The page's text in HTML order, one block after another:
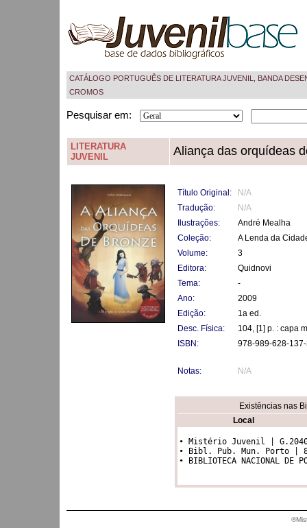
CATÁLOGO PORTUGUÊS DE LITERATURA JUVENIL, BANDA
CROMOS
Pesquisar em:
LITERATURA
JUVENIL
Aliança das orquídeas
Título Original:
N/A
Tradução:
N/A
Ilustrações:
André Mealha
Coleção:
A Lenda da
Volume:
3
Editora:
Quidnovi
Tema:
-
Ano:
2009
Edição:
1a ed.
Desc. Física:
104, [1] p. : capa
ISBN:
978-989-628-
Notas: N/A
Existências nas
Local
• Mistério Juvenil |
• Bibl. Pub. Mun. Porto |
• BIBLIOTECA NACIONAL DE